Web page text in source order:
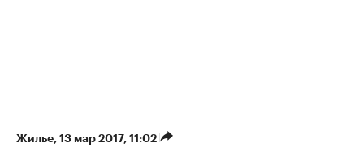
Жилье⁠, 13 мар 2017, 11:02